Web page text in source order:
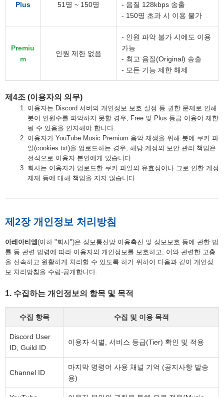
Plus 51명 ~ 150명
- 음질 128kbps 송출
- 150명 초과 시 이용 불가
Premiu
m
인원 제한 없음
- 인원 파악 불가 시에도 이용
가능
- 최고 음질(Original) 송출
- 모든 기능 제한 해제
제4조 (이용자의 의무)
이용자는 Discord 서버의 개인정보 보호 설정 등 권한 문제로 인해
봇이 인원수를 파악하지 못할 경우, Free 및 Plus 등급 이용이 제한
될 수 있음을 인지해야 합니다.
이용자가 YouTube Music Premium 음악 재생을 위해 봇에 쿠키 파
일(cookies.txt)을 업로드하는 경우, 해당 계정의 보안 관리 책임은
전적으로 이용자 본인에게 있습니다.
회사는 이용자가 업로드한 쿠키 파일의 유효성이나 그로 인한 계정
제재 등에 대해 책임을 지지 않습니다.
제2장 개인정보 처리방침
아레아티엠(이하 "회사")은 정보통신망 이용촉진 및 정보보호 등에 관한 법
률 등 관련 법령에 따라 이용자의 개인정보를 보호하고, 이와 관련한 고충
을 신속하고 원활하게 처리할 수 있도록 하기 위하여 다음과 같이 개인정
보 처리방침을 수립·공개합니다.
1. 수집하는 개인정보의 항목 및 목적
수집 항목 수집 및 이용 목적
Discord User
ID, Guild ID
이용자 식별, 서비스 등급(Tier) 확인 및 적용
Channel ID
마지막 명령어 사용 채널 기억 (공지사항 발송
용)